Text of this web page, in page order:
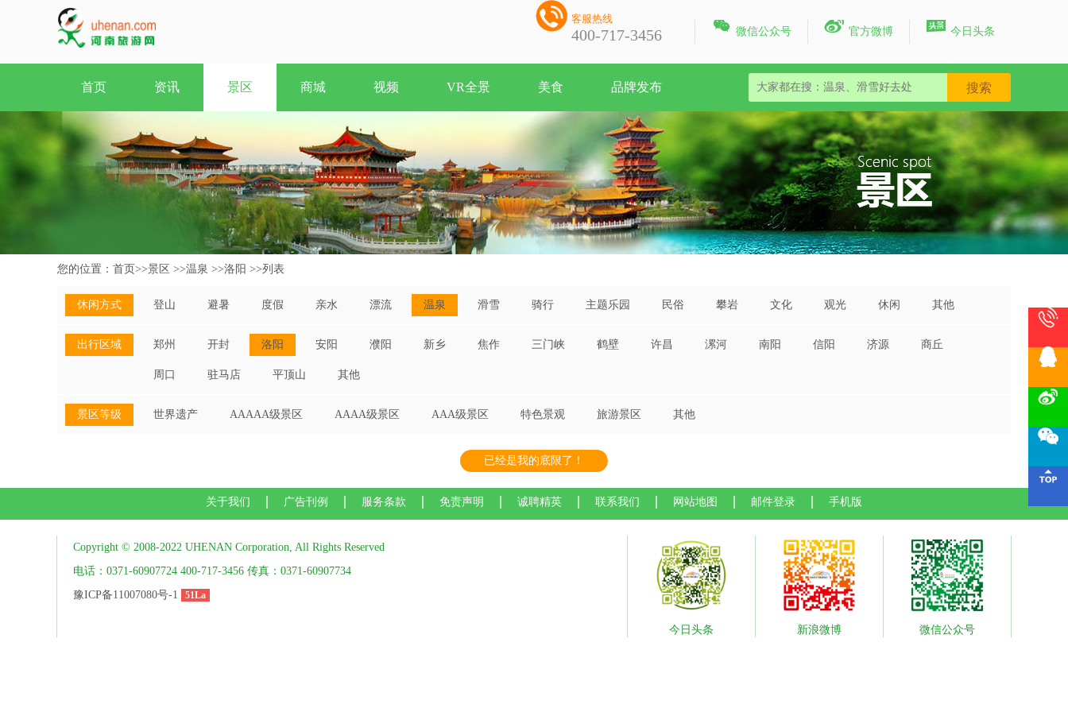
 微信公众号  官方微博  今日头条
 客服热线
400-717-3456
首页 资讯 景区 商城 视频 VR全景 美食 品牌发布
您的位置： 首页>>景区 >>温泉 >>洛阳 >>列表
休闲方式 登山 避暑 度假 亲水 漂流 温泉 滑雪 骑行 主题乐园 民俗 攀岩 文化 观光 休闲 其他
出行区域 郑州 开封 洛阳 安阳 濮阳 新乡 焦作 三门峡 鹤壁 许昌 漯河 南阳 信阳 济源 商丘
周口 驻马店 平顶山 其他
景区等级 世界遗产 AAAAA级景区 AAAA级景区 AAA级景区 特色景观 旅游景区 其他
已经是我的底限了！
关于我们 广告刊例 服务条款 免责声明 诚聘精英 联系我们 网站地图 邮件登录 手机版
Copyright © 2008-2022 UHENAN Corporation, All Rights Reserved
电话：0371-60907724 400-717-3456 传真：0371-60907734
豫ICP备11007080号-1
51La
微信公众号
新浪微博
今日头条




